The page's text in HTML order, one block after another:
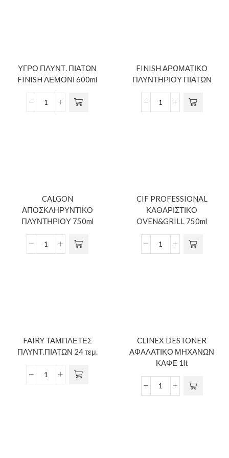
ΥΓΡΟ ΠΛΥΝΤ. ΠΙΑΤΩΝ
FINISH ΛΕΜΟΝΙ 600ml
FINISH ΑΡΩΜΑΤΙΚΟ
ΠΛΥΝΤΗΡΙΟΥ ΠΙΑΤΩΝ
CALGON
ΑΠΟΣΚΛΗΡΥΝΤΙΚΟ
ΠΛΥΝΤΗΡΙΟΥ 750ml
CIF PROFESSIONAL
ΚΑΘΑΡΙΣΤΙΚΟ
OVEN&GRILL 750ml
FAIRY ΤΑΜΠΛΕΤΕΣ
ΠΛΥΝΤ.ΠΙΑΤΩΝ 24 τεμ.
CLINEX DESTONER
ΑΦΑΛΑΤΙΚΟ ΜΗΧΑΝΩΝ
ΚΑΦΕ 1lt